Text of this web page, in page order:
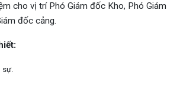
cho vị trí Phó Giám đốc Kho, Phó Giám
đốc cảng.
sự.